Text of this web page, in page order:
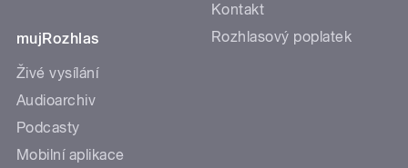
mujRozhlas
Živé vysílání
Audioarchiv
Podcasty
Mobilní aplikace
Kontakt
Rozhlasový poplatek